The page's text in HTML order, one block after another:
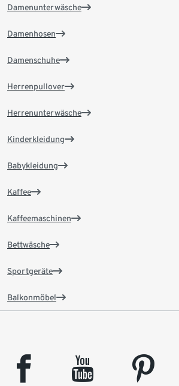
Damenunterwäsche
Damenhosen
Damenschuhe
Herrenpullover
Herrenunterwäsche
Kinderkleidung
Babykleidung
Kaffee
Kaffeemaschinen
Bettwäsche
Sportgeräte
Balkonmöbel
facebook youtube pinterest